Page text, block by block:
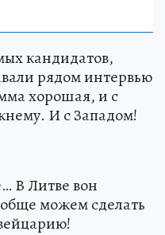
кандидатов,
рядом интервью
хорошая, и с
И с Западом!
В Литве вон
можем сделать